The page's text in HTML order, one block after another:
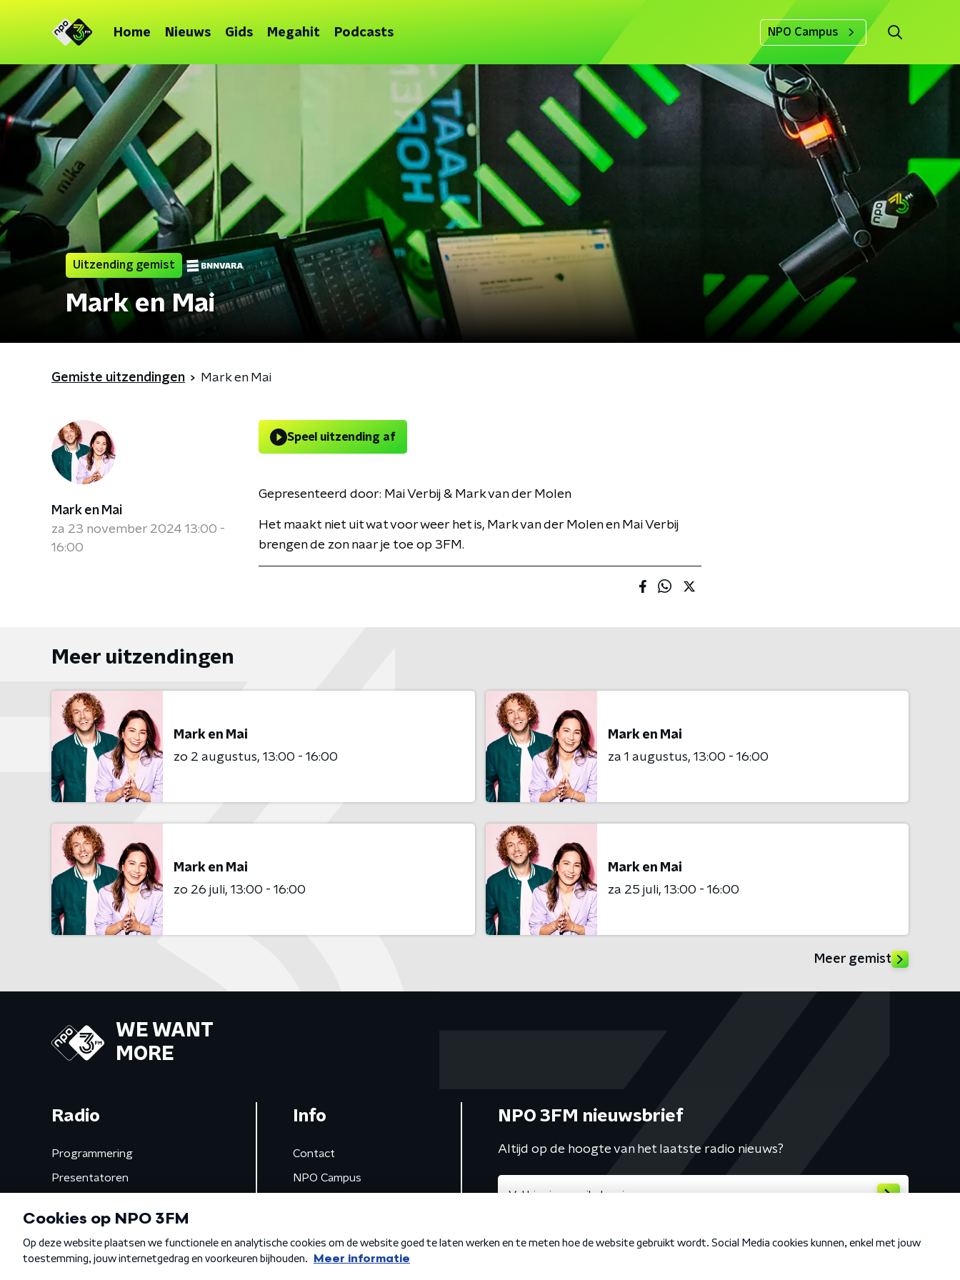
Home Nieuws Gids Megahit Podcasts NPO Campus
Uitzending gemist
Mark en Mai
Gemiste uitzendingen Mark en Mai
Mark en Mai
za 23 november 2024 13:00 -
16:00
Speel uitzending af
Gepresenteerd door: Mai Verbij & Mark van der Molen
Het maakt niet uit wat voor weer het is, Mark van der Molen en Mai Verbij
brengen de zon naar je toe op 3FM.
Meer uitzendingen
Mark en Mai
zo 2 augustus 13:00 - 16:00
Mark en Mai
za 1 augustus 13:00 - 16:00
Mark en Mai
zo 26 juli 13:00 - 16:00
Mark en Mai
za 25 juli 13:00 - 16:00
Meer gemist
WE WANT
MORE
Radio
Programmering
Presentatoren
Gemist
Info
Contact
NPO Campus
NPO 3FM nieuwsbrief
Altijd op de hoogte van het laatste radio nieuws?
Algemene voorwaarden Privacybeleid